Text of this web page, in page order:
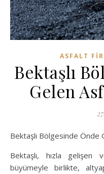
ASFALT
Bektaşlı
Gelen
Bektaşlı Bölgesinde Önde
Bektaşlı, hızla
büyümeyle birlikte,